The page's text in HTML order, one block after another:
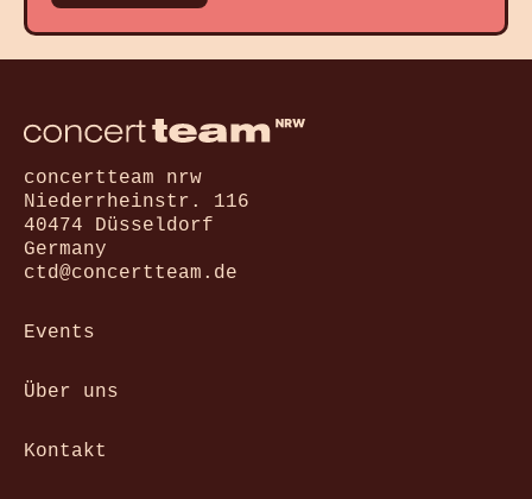
concertteam nrw
Niederrheinstr. 116
40474 Düsseldorf
Germany
ctd@concertteam.de
Events
Über uns
Kontakt